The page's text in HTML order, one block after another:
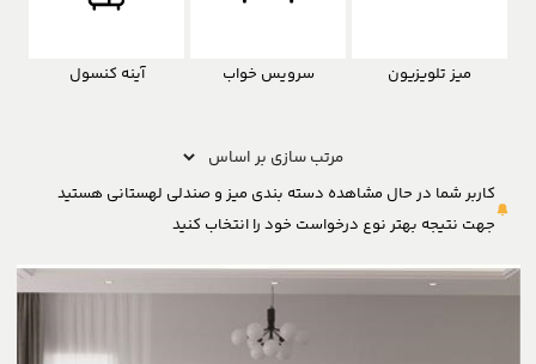
میز تلویزیون سرویس خواب آینه کنسول
کاربر شما در حال مشاهده دسته بندی میز و صندلی لهستانی هستید
جهت نتیجه بهتر نوع درخواست خود را انتخاب کنید